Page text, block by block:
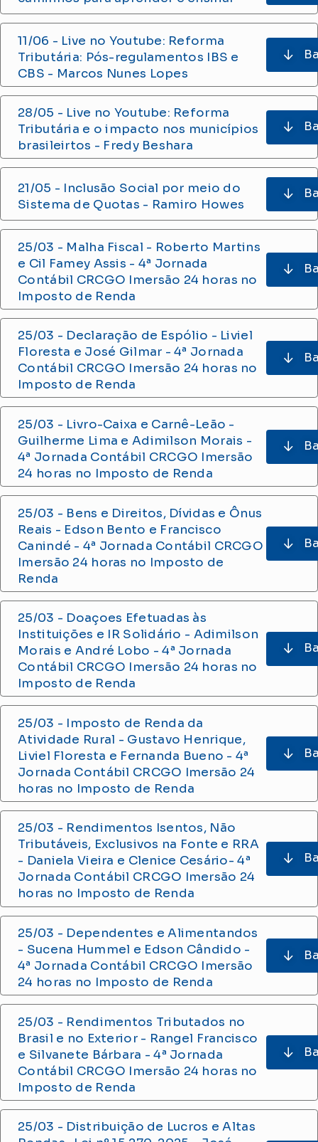
11/06 - Live no Youtube: Reforma
Tributária: Pós-regulamentos IBS e
CBS - Marcos Nunes Lopes
28/05 - Live no Youtube: Reforma
Tributária e o impacto nos municípios
brasileirtos - Fredy Beshara
21/05 - Inclusão Social por meio do
Sistema de Quotas - Ramiro Howes
25/03 - Malha Fiscal - Roberto Martins
e Cil Famey Assis - 4ª Jornada
Contábil CRCGO Imersão 24 horas no
Imposto de Renda
25/03 - Declaração de Espólio - Liviel
Floresta e José Gilmar - 4ª Jornada
Contábil CRCGO Imersão 24 horas no
Imposto de Renda
25/03 - Livro-Caixa e Carnê-Leão -
Guilherme Lima e Adimilson Morais -
4ª Jornada Contábil CRCGO Imersão
24 horas no Imposto de Renda
25/03 - Bens e Direitos, Dívidas e Ônus
Reais - Edson Bento e Francisco
Canindé - 4ª Jornada Contábil CRCGO
Imersão 24 horas no Imposto de
Renda
25/03 - Doaçoes Efetuadas às
Instituições e IR Solidário - Adimilson
Morais e André Lobo - 4ª Jornada
Contábil CRCGO Imersão 24 horas no
Imposto de Renda
25/03 - Imposto de Renda da
Atividade Rural - Gustavo Henrique,
Liviel Floresta e Fernanda Bueno - 4ª
Jornada Contábil CRCGO Imersão 24
horas no Imposto de Renda
25/03 - Rendimentos Isentos, Não
Tributáveis, Exclusivos na Fonte e RRA
- Daniela Vieira e Clenice Cesário- 4ª
Jornada Contábil CRCGO Imersão 24
horas no Imposto de Renda
25/03 - Dependentes e Alimentandos
- Sucena Hummel e Edson Cândido -
4ª Jornada Contábil CRCGO Imersão
24 horas no Imposto de Renda
25/03 - Rendimentos Tributados no
Brasil e no Exterior - Rangel Francisco
e Silvanete Bárbara - 4ª Jornada
Contábil CRCGO Imersão 24 horas no
Imposto de Renda
25/03 - Distribuição de Lucros e Altas